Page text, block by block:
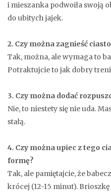
i mieszanka podwoiła swoją
do ubitych jajek.
2. Czy można zagnieść
Tak, można, ale wymaga to
Potraktujcie to jak dobry
3. Czy można dodać
Nie, to niestety się nie uda.
stałą.
4. Czy można upiec z tego
formę?
Tak, ale pamiętajcie, że
krócej (12-15 minut).